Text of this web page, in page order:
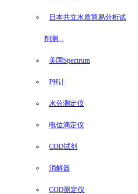
日本共立水质简易分析试
剂测...
美国Spectrum
PH计
水分测定仪
电位滴定仪
COD试剂
消解器
COD测定仪